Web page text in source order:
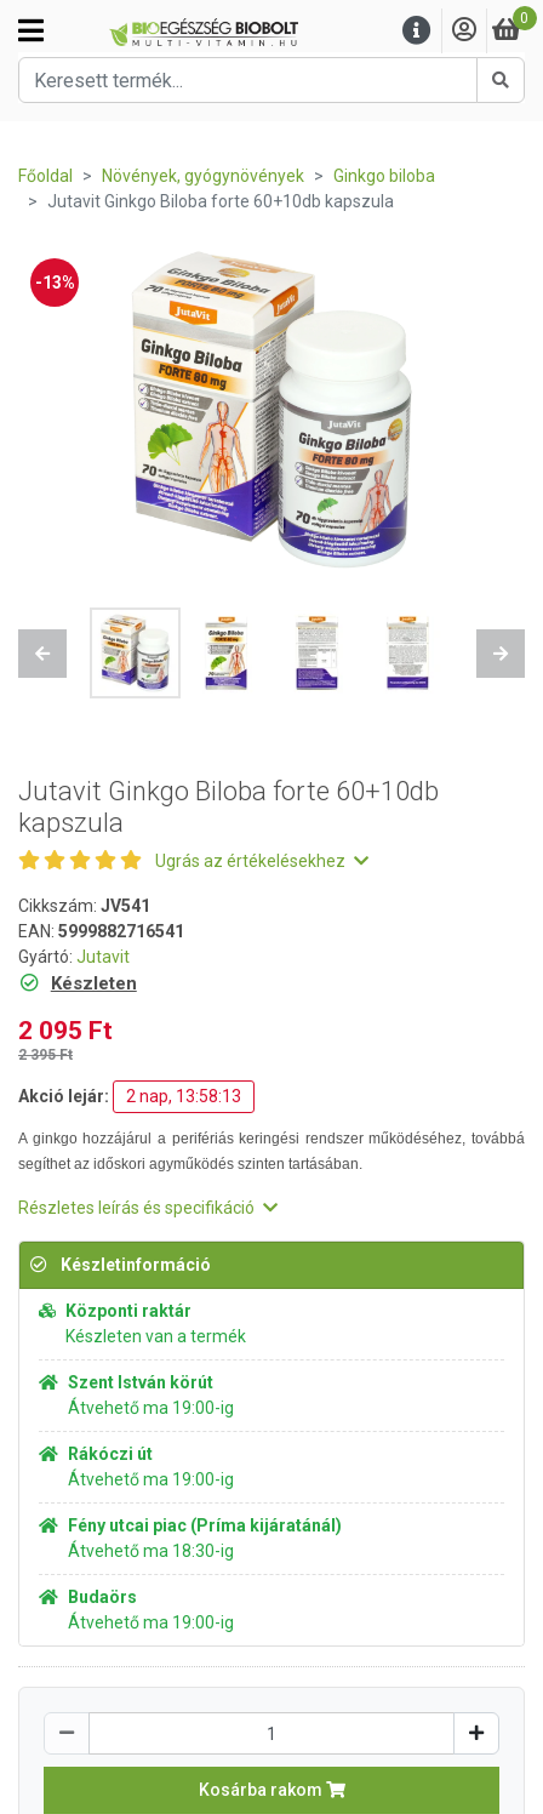
0
Főoldal Növények, gyógynövények
Ginkgo biloba
Jutavit Ginkgo Biloba forte 60+10db kapszula
-13%
Previous Next
Jutavit Ginkgo Biloba forte 60+10db
kapszula
Ugrás az értékelésekhez
Cikkszám: JV541
EAN: 5999882716541
Gyártó: Jutavit
Készleten
2 095 Ft
2 395 Ft
Akció lejár: 2 nap, 13:58:12
A ginkgo hozzájárul a perifériás keringési rendszer működéséhez, továbbá
segíthet az időskori agyműködés szinten tartásában.
Részletes leírás és specifikáció
Készletinformáció
Központi raktár
Készleten van a termék
Szent István körút
Átvehető ma 19:00-ig
Rákóczi út
Átvehető ma 19:00-ig
Fény utcai piac (Príma kijáratánál)
Átvehető ma 18:30-ig
Budaörs
Átvehető ma 19:00-ig
Kosárba rakom